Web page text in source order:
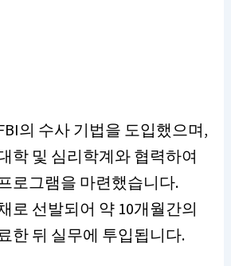
의 수사 기법을 도입했으며,
학 및 심리학계와 협력하여
로그램을 마련했습니다.
로 선발되어 약 10개월간의
한 뒤 실무에 투입됩니다.